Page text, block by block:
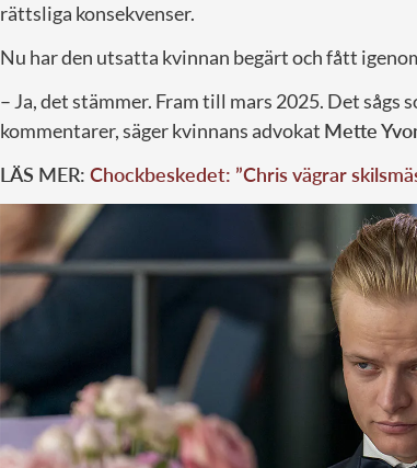
rättsliga konsekvenser.
Nu har den utsatta kvinnan begärt och fått
– Ja, det stämmer. Fram till mars 2025. Det sågs
kommentarer, säger kvinnans advokat Mette
LÄS MER: Chockbeskedet: ”Chris vägrar